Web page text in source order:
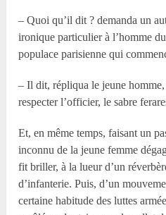
– Quoi qu’il dit ? demanda un
ironique particulier à l’homme
populace parisienne qui
– Il dit, répliqua le jeune
respecter l’officier, le sabre
Et, en même temps, faisant un
inconnu de la jeune femme
fit briller, à la lueur d’un
d’infanterie. Puis, d’un
certaine habitude des luttes